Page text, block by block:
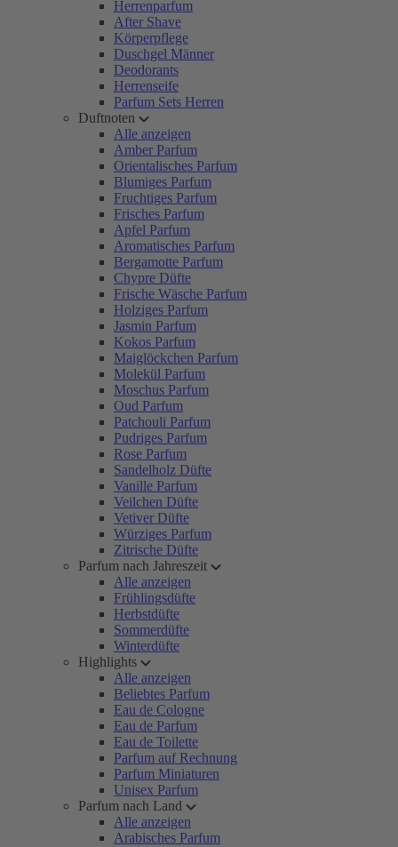
Herrenparfum
After Shave
Körperpflege
Duschgel Männer
Deodorants
Herrenseife
Parfum Sets Herren
Duftnoten
Alle anzeigen
Amber Parfum
Orientalisches Parfum
Blumiges Parfum
Fruchtiges Parfum
Frisches Parfum
Apfel Parfum
Aromatisches Parfum
Bergamotte Parfum
Chypre Düfte
Frische Wäsche Parfum
Holziges Parfum
Jasmin Parfum
Kokos Parfum
Maiglöckchen Parfum
Molekül Parfum
Moschus Parfum
Oud Parfum
Patchouli Parfum
Pudriges Parfum
Rose Parfum
Sandelholz Düfte
Vanille Parfum
Veilchen Düfte
Vetiver Düfte
Würziges Parfum
Zitrische Düfte
Parfum nach Jahreszeit
Alle anzeigen
Frühlingsdüfte
Herbstdüfte
Sommerdüfte
Winterdüfte
Highlights
Alle anzeigen
Beliebtes Parfum
Eau de Cologne
Eau de Parfum
Eau de Toilette
Parfum auf Rechnung
Parfum Miniaturen
Unisex Parfum
Parfum nach Land
Alle anzeigen
Arabisches Parfum